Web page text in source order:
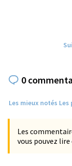
0
Les mieux notés Les
Les
vous pouvez lire